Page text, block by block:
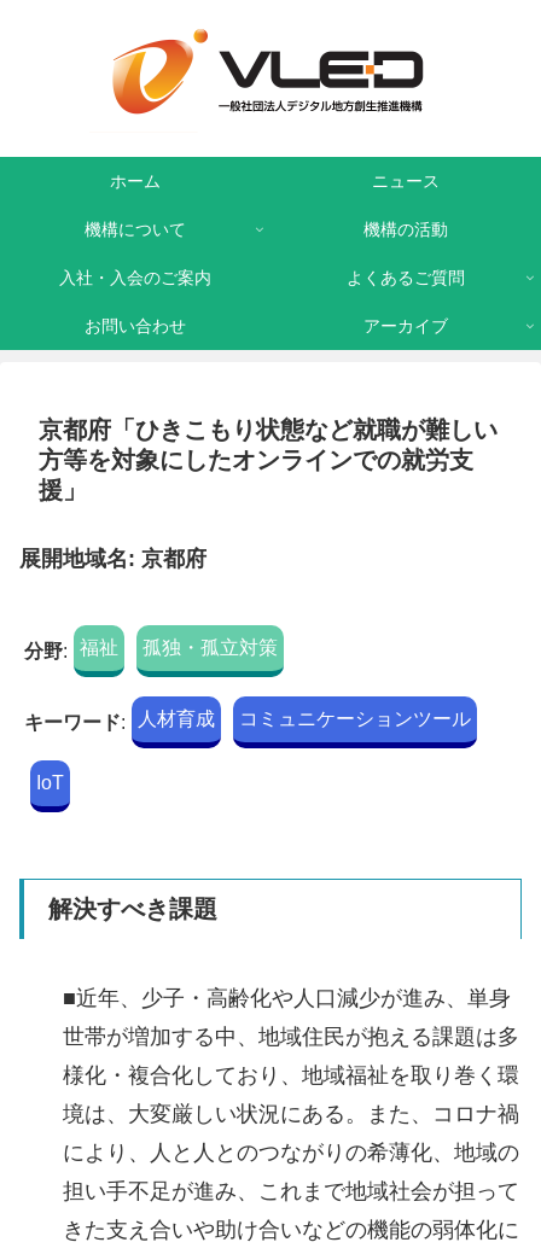
ホーム ニュース
機構について 機構の活動
入社・入会のご案内 よくあるご質問
お問い合わせ アーカイブ
京都府「ひきこもり状態など就職が難しい
方等を対象にしたオンラインでの就労支
援」
展開地域名: 京都府
分野: 福祉 孤独・孤立対策
キーワード: 人材育成 コミュニケーションツール
IoT
解決すべき課題
■近年、少子・高齢化や人口減少が進み、単身
世帯が増加する中、地域住民が抱える課題は多
様化・複合化しており、地域福祉を取り巻く環
境は、大変厳しい状況にある。また、コロナ禍
により、人と人とのつながりの希薄化、地域の
担い手不足が進み、これまで地域社会が担って
きた支え合いや助け合いなどの機能の弱体化に